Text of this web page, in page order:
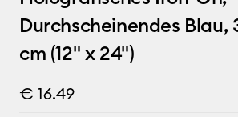
Durchscheinendes Blau,
cm (12" x 24")
€ 16.49